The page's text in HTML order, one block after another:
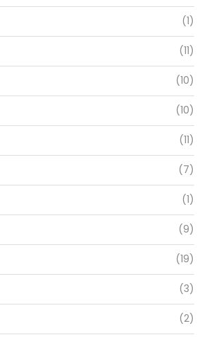
(1)
(11)
(10)
(10)
(11)
(7)
(1)
(9)
(19)
(3)
(2)